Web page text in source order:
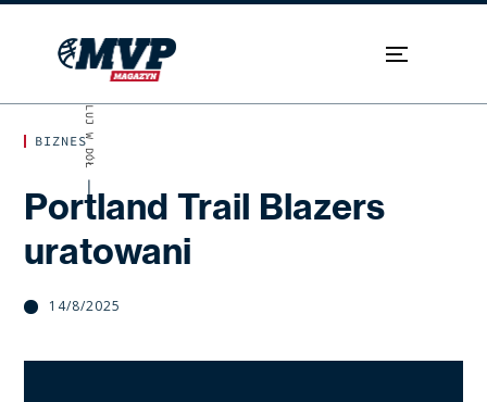
BIZNES
Portland Trail Blazers
uratowani
14/8/2025
SKROLUJ W DÓŁ